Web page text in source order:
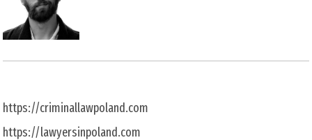
https://criminallawpoland.com
https://lawyersinpoland.com